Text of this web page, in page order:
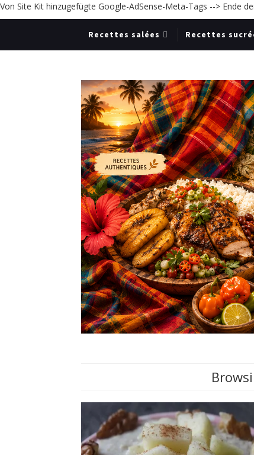
Von Site Kit hinzugefügte Google-AdSense-Meta-Tags --> Ende
Recettes salées Recettes